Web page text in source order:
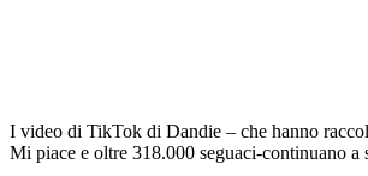
I video di TikTok di Dandie – che hanno
Mi piace e oltre 318.000 seguaci-continuano a